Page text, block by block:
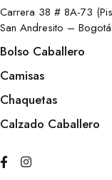
Carrera 38 # 8A-73
San Andresito – Bogotá
Bolso Caballero
Camisas
Chaquetas
Calzado Caballero